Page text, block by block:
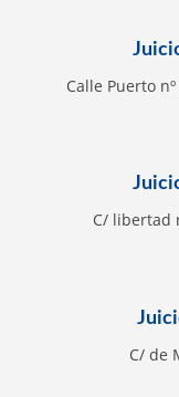
Calle Puerto
C/ libertad
C/ de